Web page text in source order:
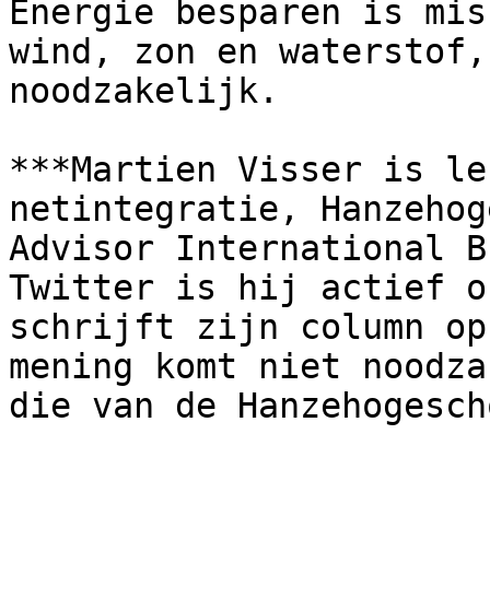
Energie besparen is
wind, zon en
noodzakelijk.
***Martien Visser is
netintegratie,
Advisor International
Twitter is hij actief
schrijft zijn column
mening komt niet